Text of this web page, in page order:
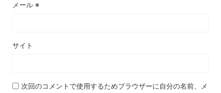
メール ※
サイト
次回のコメントで使用するためブラウザーに自分の名前、メ